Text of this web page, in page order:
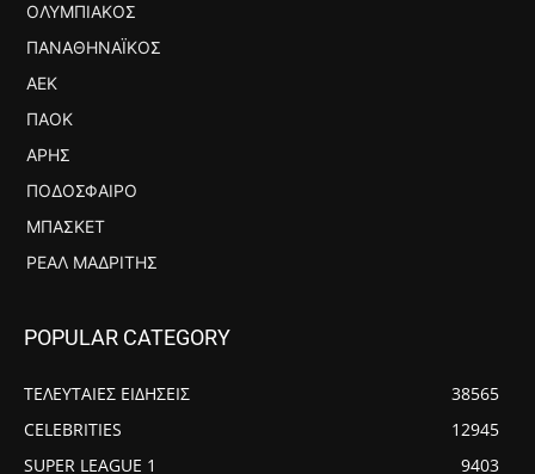
ΟΛΥΜΠΙΑΚΌΣ
ΠΑΝΑΘΗΝΑΪΚΌΣ
ΑΕΚ
ΠΑΟΚ
ΆΡΗΣ
ΠΟΔΌΣΦΑΙΡΟ
ΜΠΆΣΚΕΤ
ΡΕΆΛ ΜΑΔΡΊΤΗΣ
POPULAR CATEGORY
ΤΕΛΕΥΤΑΙΕΣ ΕΙΔΗΣΕΙΣ
38565
CELEBRITIES
12945
SUPER LEAGUE 1
9403